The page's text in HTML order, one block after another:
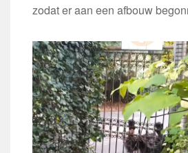
zodat er aan een afbouw